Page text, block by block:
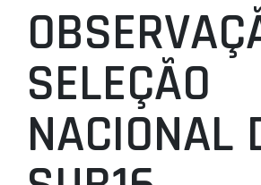
CLUBES
AGENTES
AGENDA
SELEÇÕES
MINIBASQUETE
ÁREA TÉCNICA
SELEÇÃO
NACIONAL